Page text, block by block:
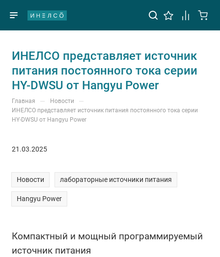
ИНЕЛСО представляет источник
питания постоянного тока серии
HY-DWSU от Hangyu Power
Главная — Новости —
ИНЕЛСО представляет источник питания постоянного тока серии
HY-DWSU от Hangyu Power
21.03.2025
Новости лабораторные источники питания
Hangyu Power
Компактный и мощный программируемый
источник питания